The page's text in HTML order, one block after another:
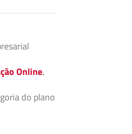
Online.
do plano